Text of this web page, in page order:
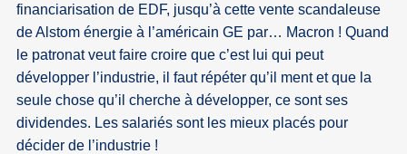
financiarisation de EDF, jusqu’à cette vente scandaleuse
de Alstom énergie à l’américain GE par… Macron ! Quand
le patronat veut faire croire que c’est lui qui peut
développer l’industrie, il faut répéter qu’il ment et que la
seule chose qu’il cherche à développer, ce sont ses
dividendes. Les salariés sont les mieux placés pour
décider de l’industrie !